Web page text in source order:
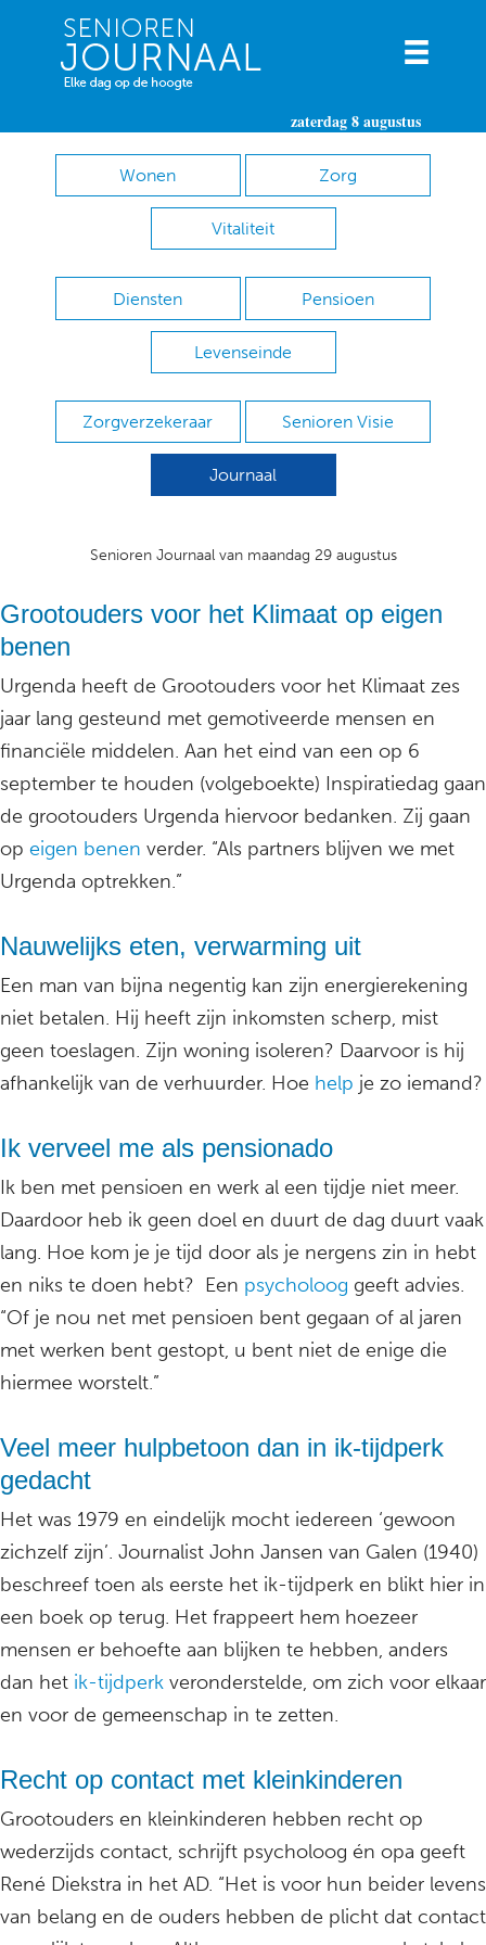
zaterdag 8 augustus
Wonen Zorg
Vitaliteit
Diensten Pensioen
Levenseinde
Zorgverzekeraar Senioren Visie
Journaal
Senioren Journaal van maandag 29 augustus
Grootouders voor het Klimaat op eigen
benen
Urgenda heeft de Grootouders voor het Klimaat zes
jaar lang gesteund met gemotiveerde mensen en
financiële middelen. Aan het eind van een op 6
september te houden (volgeboekte) Inspiratiedag gaan
de grootouders Urgenda hiervoor bedanken. Zij gaan
op eigen benen verder. “Als partners blijven we met
Urgenda optrekken.”
Nauwelijks eten, verwarming uit
Een man van bijna negentig kan zijn energierekening
niet betalen. Hij heeft zijn inkomsten scherp, mist
geen toeslagen. Zijn woning isoleren? Daarvoor is hij
afhankelijk van de verhuurder. Hoe help je zo iemand?
Ik verveel me als pensionado
Ik ben met pensioen en werk al een tijdje niet meer.
Daardoor heb ik geen doel en duurt de dag duurt vaak
lang. Hoe kom je je tijd door als je nergens zin in hebt
en niks te doen hebt? Een psycholoog geeft advies.
“Of je nou net met pensioen bent gegaan of al jaren
met werken bent gestopt, u bent niet de enige die
hiermee worstelt.”
Veel meer hulpbetoon dan in ik-tijdperk
gedacht
Het was 1979 en eindelijk mocht iedereen ‘gewoon
zichzelf zijn’. Journalist John Jansen van Galen (1940)
beschreef toen als eerste het ik-tijdperk en blikt hier in
een boek op terug. Het frappeert hem hoezeer
mensen er behoefte aan blijken te hebben, anders
dan het ik-tijdperk veronderstelde, om zich voor elkaar
en voor de gemeenschap in te zetten.
Recht op contact met kleinkinderen
Grootouders en kleinkinderen hebben recht op
wederzijds contact, schrijft psycholoog én opa geeft
René Diekstra in het AD. “Het is voor hun beider levens
van belang en de ouders hebben de plicht dat contact